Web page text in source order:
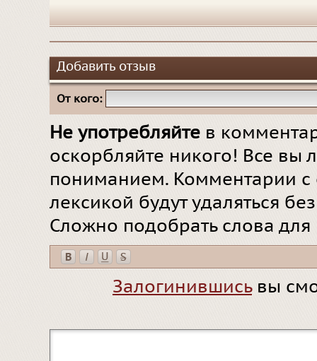
Добавить отзыв
От кого:
Не употребляйте в
оскорбляйте никого! Все вы
пониманием. Комментарии
лексикой будут удаляться
Сложно подобрать слова
Залогинившисьвы